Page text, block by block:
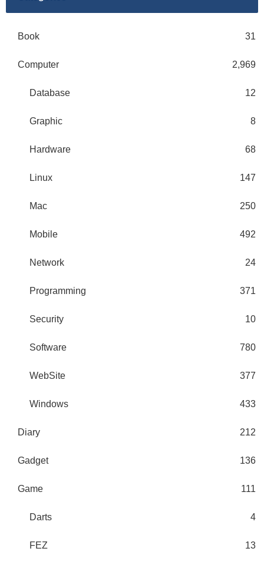
Book 31
Computer 2,969
Database 12
Graphic 8
Hardware 68
Linux 147
Mac 250
Mobile 492
Network 24
Programming 371
Security 10
Software 780
WebSite 377
Windows 433
Diary 212
Gadget 136
Game 111
Darts 4
FEZ 13